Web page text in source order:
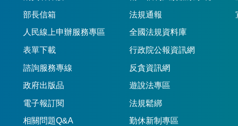
部長信箱
人民線上申辦服務專區
表單下載
諮詢服務專線
政府出版品
電子報訂閱
相關問題Q&A
法規通報
全國法規資料庫
行政院公報資訊網
反貪資訊網
遊說法專區
法規鬆綁
勤休新制專區